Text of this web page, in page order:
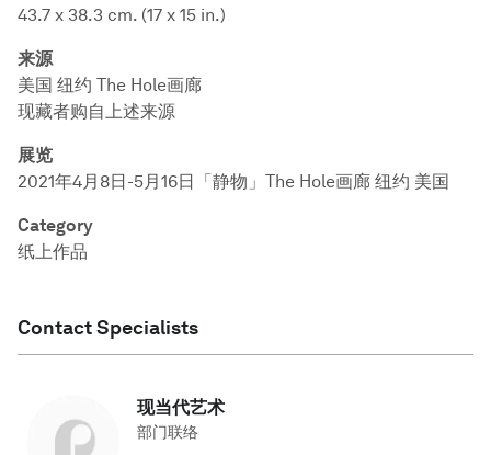
43.7 x 38.3 cm. (17 x 15 in.)
来源
美国 纽约 The Hole画廊
现藏者购自上述来源
展览
2021年4月8日-5月16日「静物」The Hole画廊 纽约 美国
Category
纸上作品
Contact Specialists
现当代艺术
部门联络